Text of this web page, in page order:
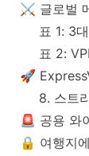
⚔️ 글로벌
표 1: 3
표 2:
🚀
8. 스트
🚨 공용 와
🔒 여행지